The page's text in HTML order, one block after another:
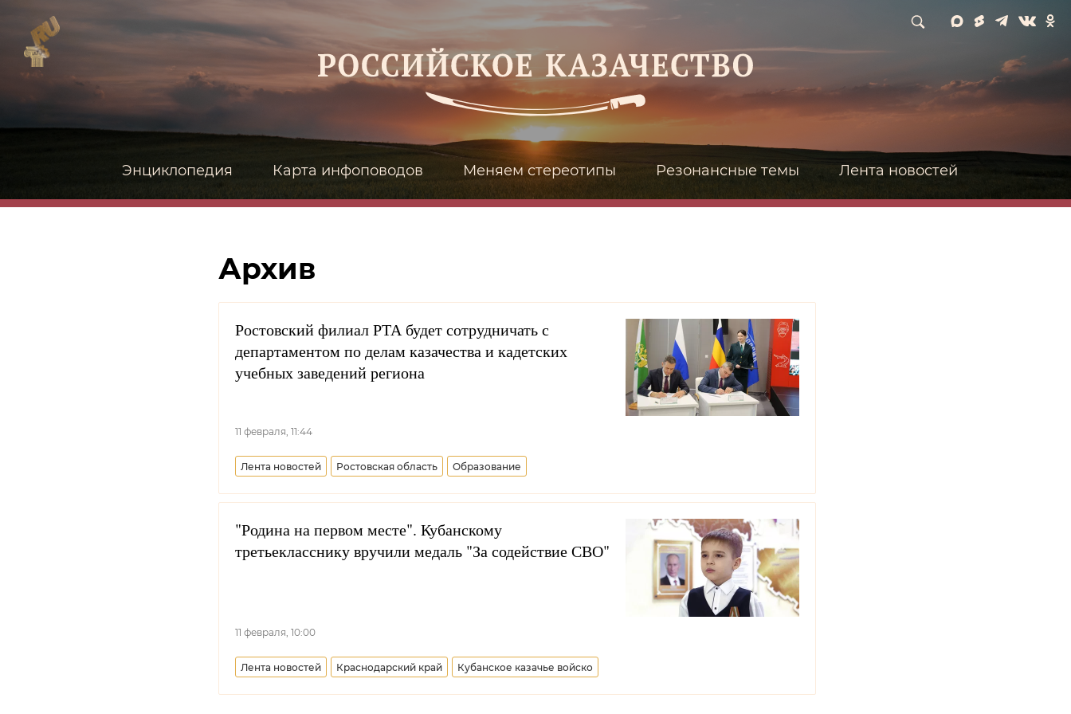
Энциклопедия Карта инфоповодов Меняем стереотипы Резонансные темы Лента новостей
Архив
Ростовский филиал РТА будет сотрудничать с
департаментом по делам казачества и кадетских
учебных заведений региона
11 февраля, 11:44
Лента новостей Ростовская область Образование
"Родина на первом месте". Кубанскому
третьекласснику вручили медаль "За содействие СВО"
11 февраля, 10:00
Лента новостей Краснодарский край Кубанское казачье войско